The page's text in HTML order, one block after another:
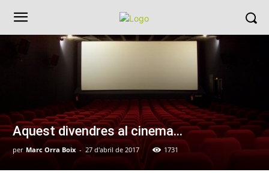
Aquest divendres al cinema…
per Marc Orra Boix - 27 d'abril de 2017 1731